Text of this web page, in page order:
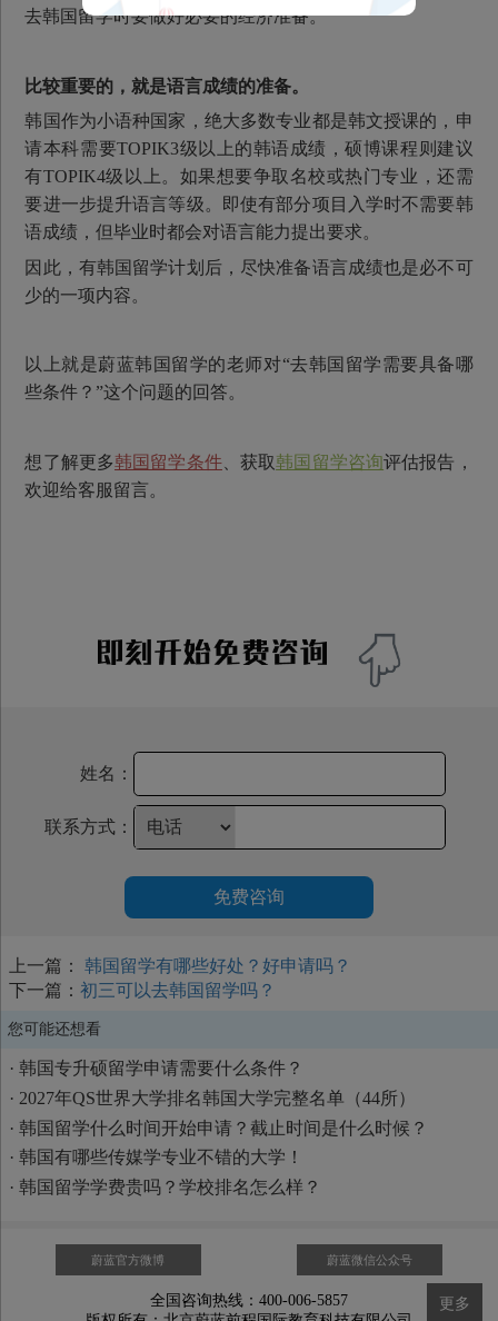
去韩国留学时要做好必要的经济准备。
比较重要的，就是语言成绩的准备。
韩国作为小语种国家，绝大多数专业都是韩文授课的，申
请本科需要TOPIK3级以上的韩语成绩，硕博课程则建议
有TOPIK4级以上。如果想要争取名校或热门专业，还需
要进一步提升语言等级。即使有部分项目入学时不需要韩
语成绩，但毕业时都会对语言能力提出要求。
因此，有韩国留学计划后，尽快准备语言成绩也是必不可
少的一项内容。
以上就是蔚蓝韩国留学的老师对“去韩国留学需要具备哪
些条件？”这个问题的回答。
想了解更多韩国留学条件、获取韩国留学咨询评估报告，
欢迎给客服留言。
姓名：
联系方式：
免费咨询
上一篇：
韩国留学有哪些好处？好申请吗？
下一篇： 初三可以去韩国留学吗？
您可能还想看
· 韩国专升硕留学申请需要什么条件？
· 2027年QS世界大学排名韩国大学完整名单（44所）
· 韩国留学什么时间开始申请？截止时间是什么时候？
· 韩国有哪些传媒学专业不错的大学！
· 韩国留学学费贵吗？学校排名怎么样？
更多
蔚蓝官方微博 蔚蓝微信公众号
全国咨询热线：400-006-5857